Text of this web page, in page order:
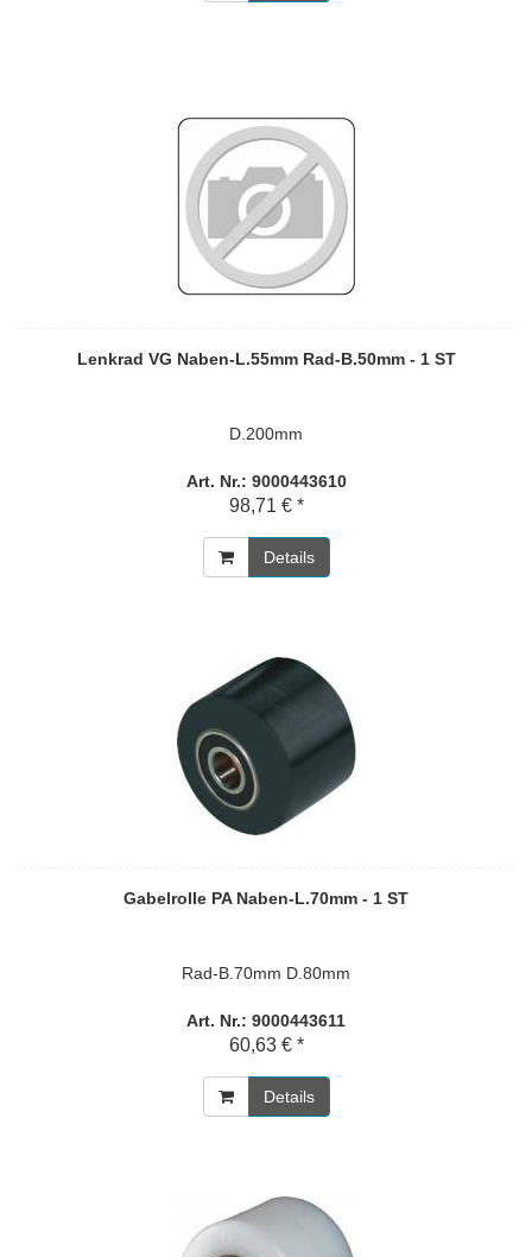
Lenkrad VG Naben-L.55mm Rad-B.50mm - 1 ST
D.200mm
Art. Nr.: 9000443610
98,71 € *
Details
Gabelrolle PA Naben-L.70mm - 1 ST
Rad-B.70mm D.80mm
Art. Nr.: 9000443611
60,63 € *
Details